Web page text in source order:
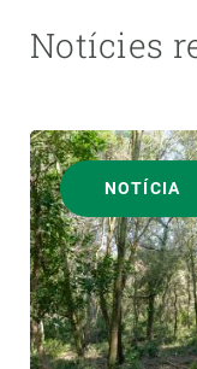
Notícies
NOTÍCIA